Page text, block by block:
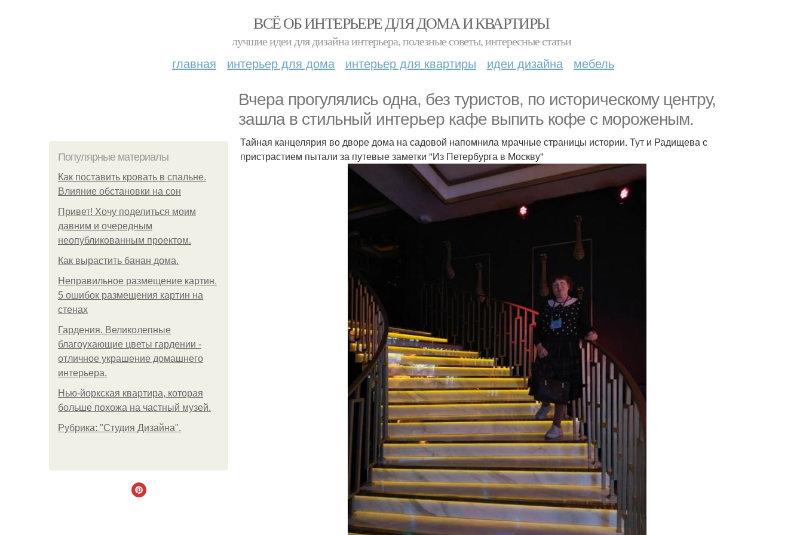
ВСЁ ОБ ИНТЕРЬЕРЕ ДЛЯ ДОМА И КВАРТИРЫ
лучшие идеи для дизайна интерьера, полезные советы, интересные статьи
главная интерьер для дома интерьер для квартиры идеи дизайна мебель
Вчера прогулялись одна, без туристов, по историческому центру,
зашла в стильный интерьер кафе выпить кофе с мороженым.
Популярные материалы
Как поставить кровать в спальне.
Влияние обстановки на сон
Привет! Хочу поделиться моим
давним и очередным
неопубликованным проектом.
Как вырастить банан дома.
Неправильное размещение картин.
5 ошибок размещения картин на
стенах
Гардения. Великолепные
благоухающие цветы гардении -
отличное украшение домашнего
интерьера.
Нью-йоркская квартира, которая
больше похожа на частный музей.
Рубрика: "Студия Дизайна".
Тайная канцелярия во дворе дома на садовой напомнила мрачные страницы истории. Тут и Радищева с
пристрастием пытали за путевые заметки "Из Петербурга в Москву"